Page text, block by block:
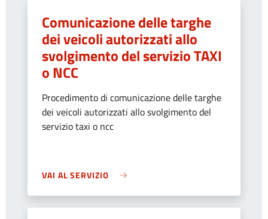
Comunicazione delle targhe
dei veicoli autorizzati allo
svolgimento del servizio TAXI
o NCC
Procedimento di comunicazione delle targhe
dei veicoli autorizzati allo svolgimento del
servizio taxi o ncc
VAI AL SERVIZIO